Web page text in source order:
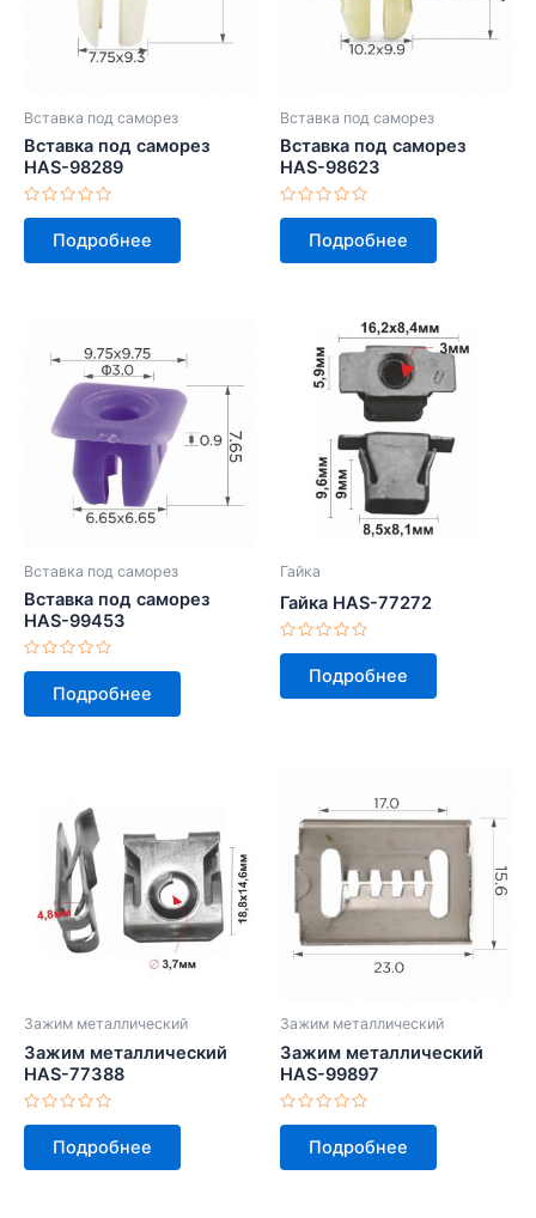
Вставка под саморез
Вставка под саморез
HAS-98289
Оценка
5
Подробнее
Вставка под саморез
Вставка под саморез
HAS-98623
Оценка
5
Подробнее
Вставка под саморез
Вставка под саморез
HAS-99453
Оценка
5
Подробнее
Гайка
Гайка HAS-77272
Оценка
5
Подробнее
Зажим металлический
Зажим металлический
HAS-77388
Оценка
5
Подробнее
Зажим металлический
Зажим металлический
HAS-99897
Оценка
5
Подробнее